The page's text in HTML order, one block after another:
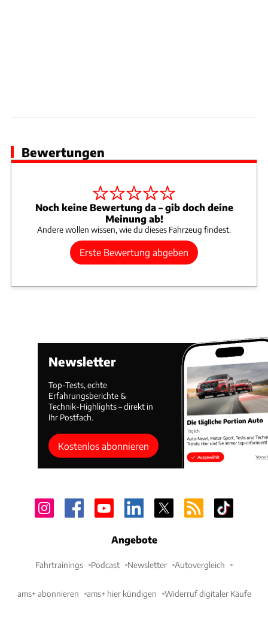
Bewertungen
Noch keine Bewertung da – gib doch deine
Meinung ab!
Andere wollen wissen, wie du dieses Fahrzeug findest.
Erste Bewertung abgeben
Newsletter
Top-Tests, echte
Erfahrungsberichte &
Technik-Highlights – direkt in
Ihr Postfach.
Kostenlos abonnieren
Angebote
Fahrtrainings Podcast Newsletter Autovergleich
ams+ abonnieren ams+ hier kündigen Widerruf digitaler Käufe